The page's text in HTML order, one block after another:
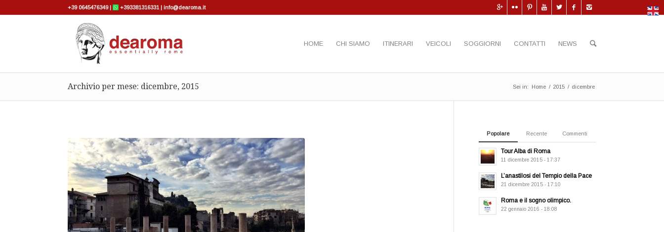
+39 0645476349 | +393381316331 | info@dearoma.it
HOME CHI SIAMO ITINERARI VEICOLI SOGGIORNI CONTATTI NEWS
Archivio per mese: dicembre, 2015 Sei in: Home / 2015 / dicembre
Popolare Recente Commenti
Tour Alba di Roma
11 dicembre 2015 - 17:37
L’anastilosi del Tempio della Pace
21 dicembre 2015 - 17:10
Roma e il sogno olimpico.
22 gennaio 2016 - 18:08